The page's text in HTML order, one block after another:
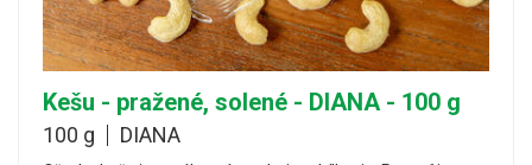
Kešu - pražené, solené - DIANA - 100 g
100 g DIANA